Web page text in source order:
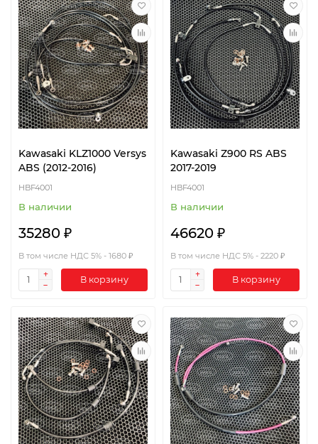
Kawasaki KLZ1000 Versys
ABS (2012-2016)
HBF4001
В наличии
35280 ₽
В том числе НДС 5% - 1680 ₽
В корзину
Kawasaki Z900 RS ABS
2017-2019
HBF4001
В наличии
46620 ₽
В том числе НДС 5% - 2220 ₽
В корзину